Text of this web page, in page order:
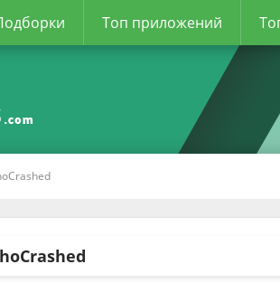
Топ приложений